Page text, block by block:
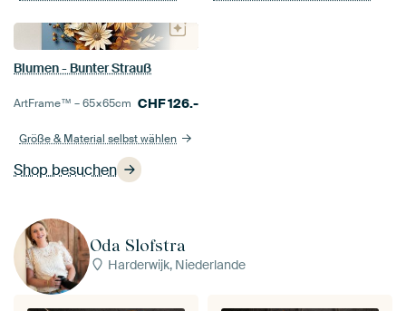
Shop besuchen
Blumen - Bunter Strauß
ArtFrame™ –65×65cm CHF126.-
Größe & Material selbst wählen
Oda Slofstra
Harderwijk, Niederlande